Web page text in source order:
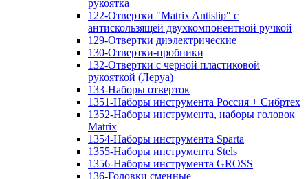
рукоятка
122-Отвертки "Matrix Antislip" с
антискользящей двухкомпонентной ручкой
129-Отвертки диэлектрические
130-Отвертки-пробники
132-Отвертки с черной пластиковой
рукояткой (Леруа)
133-Наборы отверток
1351-Наборы инструмента Россия + Сибртех
1352-Наборы инструмента, наборы головок
Matrix
1354-Наборы инструмента Sparta
1355-Наборы инструмента Stels
1356-Наборы инструмента GROSS
136-Головки сменные